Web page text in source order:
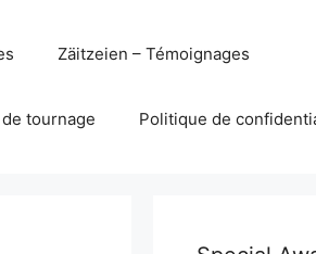
Zäitzeien – Témoignages
tournage Politique de